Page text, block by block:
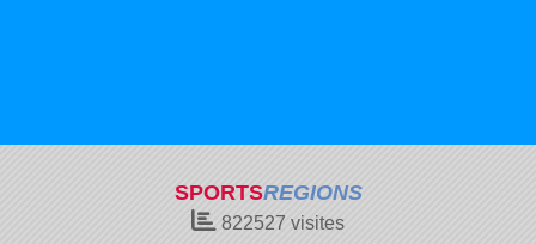
SPORTSREGIONS
822527 visites